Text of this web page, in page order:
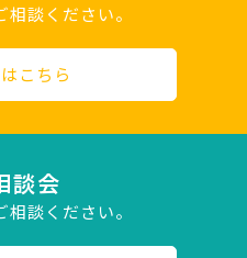
談ください。
こちら
談会
談ください。